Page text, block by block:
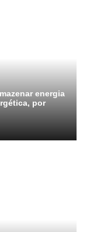
energia
por